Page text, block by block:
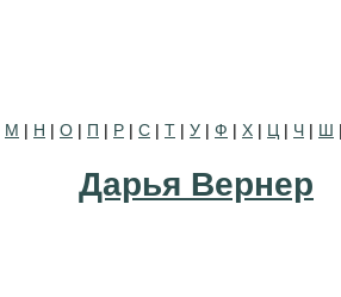
М | Н | О | П | Р | С | Т | У | Ф | Х | Ц | Ч | Ш |
Дарья Вернер